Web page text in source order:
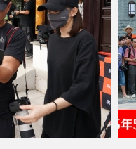
中心古装人像外